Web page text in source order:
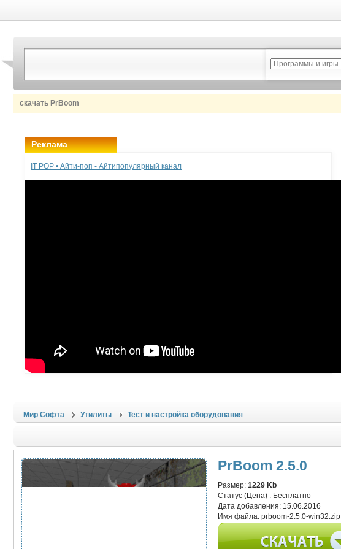
скачать PrBoom
Реклама
IT POP • Айти-поп - Айтипопулярный канал
Мир Софта Утилиты Тест и настройка оборудования
PrBoom 2.5.0
Размер:1229 Kb
Статус (Цена) : Бесплатно
Дата добавления: 15.06.2016
Имя файла:prboom-2.5.0-win32.zip